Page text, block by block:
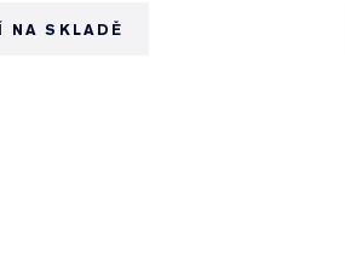
NA SKLADĚ